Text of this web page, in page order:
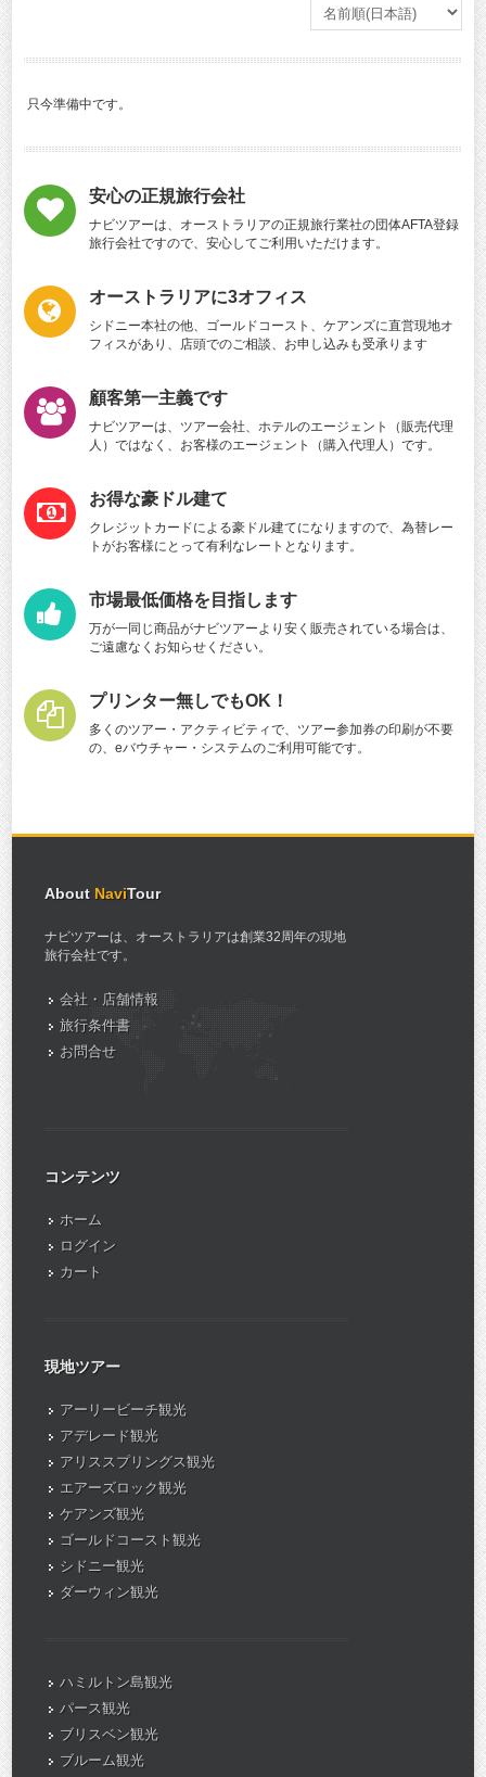
只今準備中です。
安心の正規旅行会社
ナビツアーは、オーストラリアの正規旅行業社の団体AFTA登録
旅行会社ですので、安心してご利用いただけます。
オーストラリアに3オフィス
シドニー本社の他、ゴールドコースト、ケアンズに直営現地オ
フィスがあり、店頭でのご相談、お申し込みも受承ります
顧客第一主義です
ナビツアーは、ツアー会社、ホテルのエージェント（販売代理
人）ではなく、お客様のエージェント（購入代理人）です。
お得な豪ドル建て
クレジットカードによる豪ドル建てになりますので、為替レー
トがお客様にとって有利なレートとなります。
市場最低価格を目指します
万が一同じ商品がナビツアーより安く販売されている場合は、
ご遠慮なくお知らせください。
プリンター無しでもOK！
多くのツアー・アクティビティで、ツアー参加券の印刷が不要
の、eバウチャー・システムのご利用可能です。
About NaviTour
ナビツアーは、オーストラリアは創業32周年の現地
旅行会社です。
会社・店舗情報
旅行条件書
お問合せ
コンテンツ
ホーム
ログイン
カート
現地ツアー
アーリービーチ観光
アデレード観光
アリススプリングス観光
エアーズロック観光
ケアンズ観光
ゴールドコースト観光
シドニー観光
ダーウィン観光
ハミルトン島観光
パース観光
ブリスベン観光
ブルーム観光